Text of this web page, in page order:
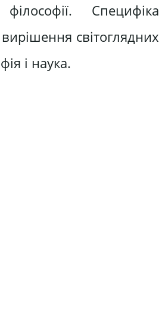
Специфіка
світоглядних
і наука.